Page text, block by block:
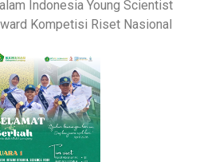
Indonesia Young Scientist
Kompetisi Riset Nasional